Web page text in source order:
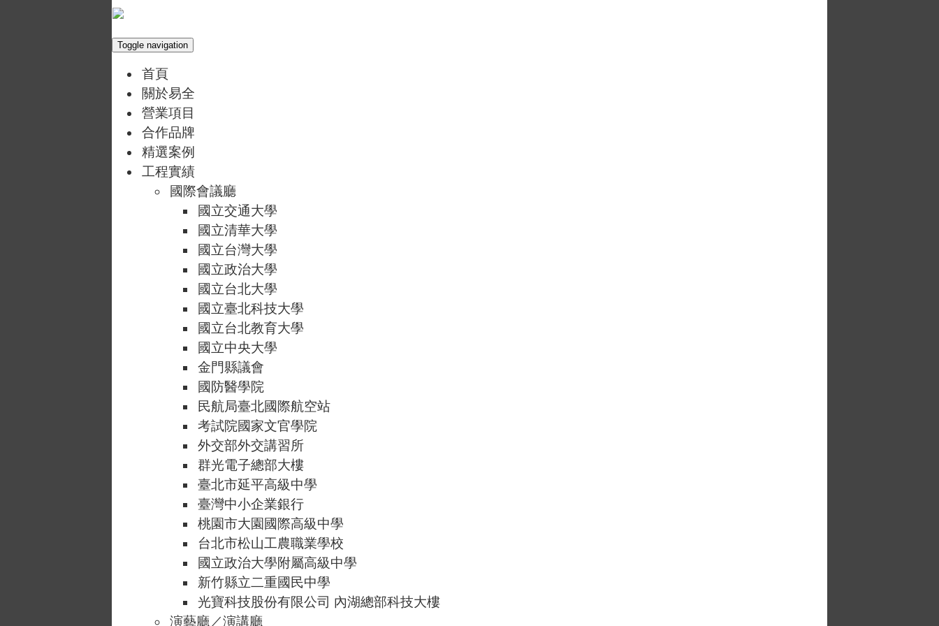
Toggle navigation
首頁
關於易全
營業項目
合作品牌
精選案例
工程實績
國際會議廳
國立交通大學
國立清華大學
國立台灣大學
國立政治大學
國立台北大學
國立臺北科技大學
國立台北教育大學
國立中央大學
金門縣議會
國防醫學院
民航局臺北國際航空站
考試院國家文官學院
外交部外交講習所
群光電子總部大樓
臺北市延平高級中學
臺灣中小企業銀行
桃園市大園國際高級中學
台北市松山工農職業學校
國立政治大學附屬高級中學
新竹縣立二重國民中學
光寶科技股份有限公司 內湖總部科技大樓
演藝廳／演講廳